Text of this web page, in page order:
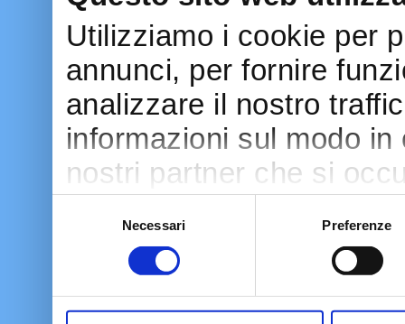
Utilizziamo i cookie per
annunci, per fornire
analizzare il nostro
informazioni sul modo
nostri partner che si
con altre informazioni
raccolto dal tuo utilizzo
Necessari Preferenze